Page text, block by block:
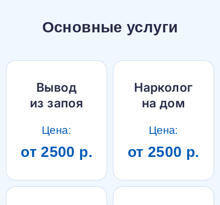
Основные услуги
Вывод
из запоя
Цена:
от 2500 р.
Нарколог
на дом
Цена:
от 2500 р.